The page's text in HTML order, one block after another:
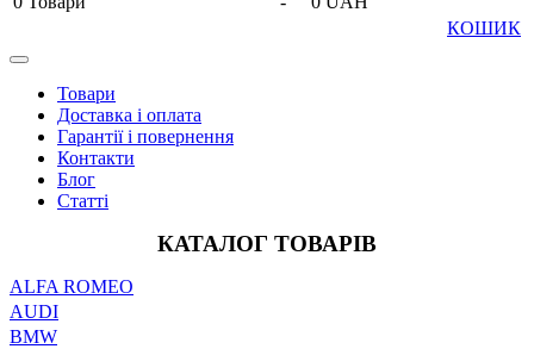
КОШИК
Товари
Доставка і оплата
Гарантії і повернення
Контакти
Блог
Статті
КАТАЛОГ ТОВАРІВ
ALFA ROMEO
AUDI
BMW